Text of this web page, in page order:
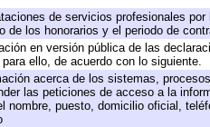
de servicios profesionales
de los honorarios y el periodo de
en versión pública de las
ello, de acuerdo con lo siguiente.
acerca de los sistemas,
las peticiones de acceso a la
nombre, puesto, domicilio oficial,